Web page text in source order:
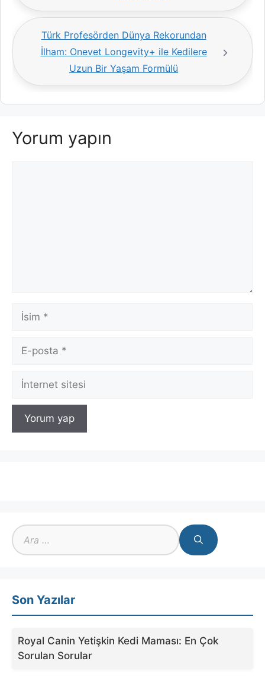
Türk Profesörden Dünya Rekorundan
İlham: Onevet Longevity+ ile Kedilere
Uzun Bir Yaşam Formülü
Yorum yapın
İsim
posta
İnternet
sitesi
için
ara
Son Yazılar
Royal Canin Yetişkin Kedi Maması: En Çok
Sorulan Sorular